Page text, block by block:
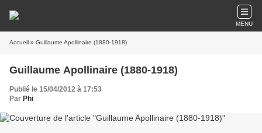
MENU
Accueil » Guillaume Apollinaire (1880-1918)
Guillaume Apollinaire (1880-1918)
Publié le 15/04/2012 à 17:53
Par Phi